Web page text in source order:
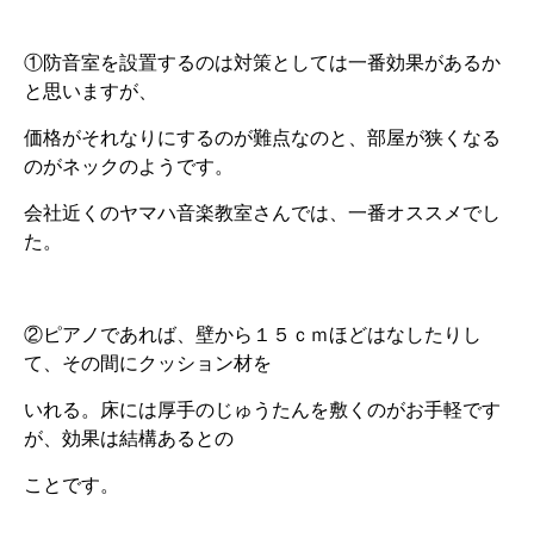
①防音室を設置するのは対策としては一番効果があるか
と思いますが、
価格がそれなりにするのが難点なのと、部屋が狭くなる
のがネックのようです。
会社近くのヤマハ音楽教室さんでは、一番オススメでし
た。
②ピアノであれば、壁から１５ｃｍほどはなしたりし
て、その間にクッション材を
いれる。床には厚手のじゅうたんを敷くのがお手軽です
が、効果は結構あるとの
ことです。